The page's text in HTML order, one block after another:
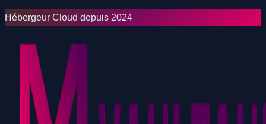
Hébergeur Cloud depuis 2024